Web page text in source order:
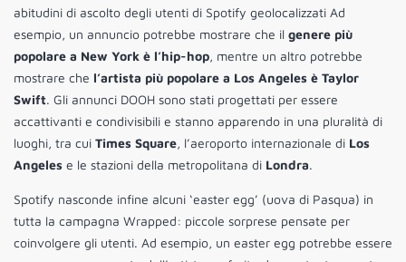
abitudini di ascolto degli utenti di Spotify geolocalizzati Ad
esempio, un annuncio potrebbe mostrare che il genere più
popolare a New York è l’hip-hop, mentre un altro potrebbe
mostrare che l’artista più popolare a Los Angeles è Taylor
Swift. Gli annunci DOOH sono stati progettati per essere
accattivanti e condivisibili e stanno apparendo in una pluralità di
luoghi, tra cui Times Square, l’aeroporto internazionale di Los
Angeles e le stazioni della metropolitana di Londra.
Spotify nasconde infine alcuni ‘easter egg’ (uova di Pasqua) in
tutta la campagna Wrapped: piccole sorprese pensate per
coinvolgere gli utenti. Ad esempio, un easter egg potrebbe essere